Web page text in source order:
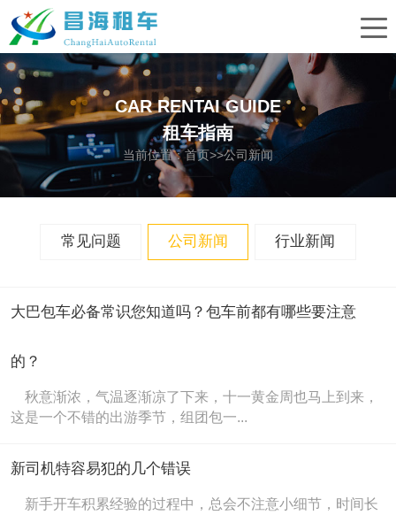
CAR RENTAI GUIDE
租车指南
当前位置：首页>>公司新闻
常见问题 公司新闻 行业新闻
大巴包车必备常识您知道吗？包车前都有哪些要注意
的？
秋意渐浓，气温逐渐凉了下来，十一黄金周也马上到来，
这是一个不错的出游季节，组团包一...
新司机特容易犯的几个错误
新手开车积累经验的过程中，总会不注意小细节，时间长